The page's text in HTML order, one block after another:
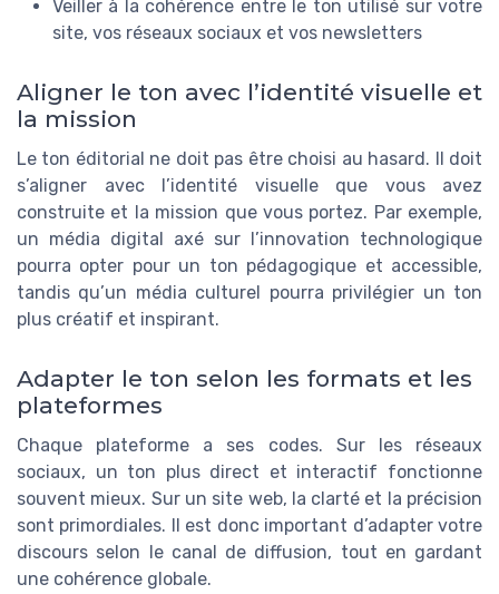
Veiller à la cohérence entre le ton utilisé sur votre
site, vos réseaux sociaux et vos newsletters
Aligner le ton avec l’identité visuelle et
la mission
Le ton éditorial ne doit pas être choisi au hasard. Il doit
s’aligner avec l’identité visuelle que vous avez
construite et la mission que vous portez. Par exemple,
un média digital axé sur l’innovation technologique
pourra opter pour un ton pédagogique et accessible,
tandis qu’un média culturel pourra privilégier un ton
plus créatif et inspirant.
Adapter le ton selon les formats et les
plateformes
Chaque plateforme a ses codes. Sur les réseaux
sociaux, un ton plus direct et interactif fonctionne
souvent mieux. Sur un site web, la clarté et la précision
sont primordiales. Il est donc important d’adapter votre
discours selon le canal de diffusion, tout en gardant
une cohérence globale.